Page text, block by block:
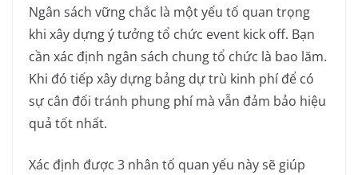
Ngân sách vững chắc là một yếu tố quan trọng
khi xây dựng ý tưởng tổ chức event kick off. Bạn
cần xác định ngân sách chung tổ chức là bao lăm.
Khi đó tiếp xây dựng bảng dự trù kinh phí để có
sự cân đối tránh phung phí mà vẫn đảm bảo hiệu
quả tốt nhất.
Xác định được 3 nhân tố quan yếu này sẽ giúp